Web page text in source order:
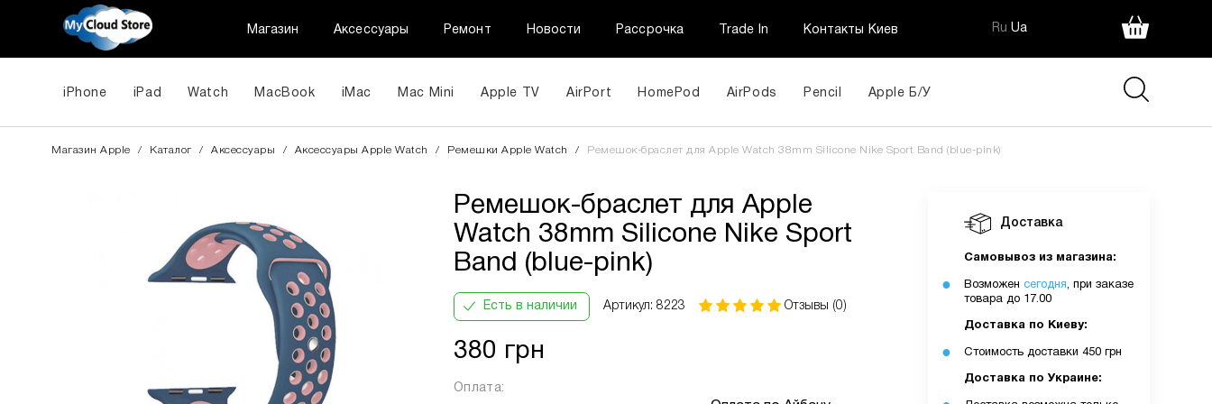
Магазин Аксессуары Ремонт Новости Рассрочка Trade In Контакты Киев Ru Ua
iPhone iPad Watch MacBook iMac Mac Mini Apple TV AirPort HomePod AirPods Pencil Apple Б/У
Магазин Apple / Каталог / Аксессуары / Aксессуары Apple Watch / Ремешки Apple Watch / Ремешок-браслет для Apple Watch 38mm Silicone Nike Sport Band (blue-pink)
Ремешок-браслет для Apple
Watch 38mm Silicone Nike Sport
Band (blue-pink)
Есть в наличии Артикул: 8223 Отзывы (0)
380 грн
Оплата:
Оплата
частинами
Кількість
платежів:
3
місяць:
Інформація: Доставка
Самовывоз из магазина:
Возможен сегодня, при заказе
товара до 17.00
Доставка по Киеву:
Стоимость доставки 450 грн
Доставка по Украине: